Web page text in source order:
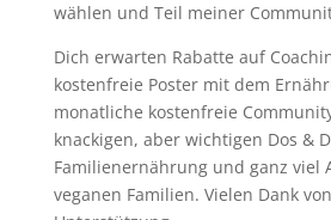
wählen und Teil meiner
Dich erwarten Rabatte auf
kostenfreie Poster mit dem
monatliche kostenfreie
knackigen, aber wichtigen Dos &
Familienernährung und ganz viel
veganen Familien. Vielen Dank